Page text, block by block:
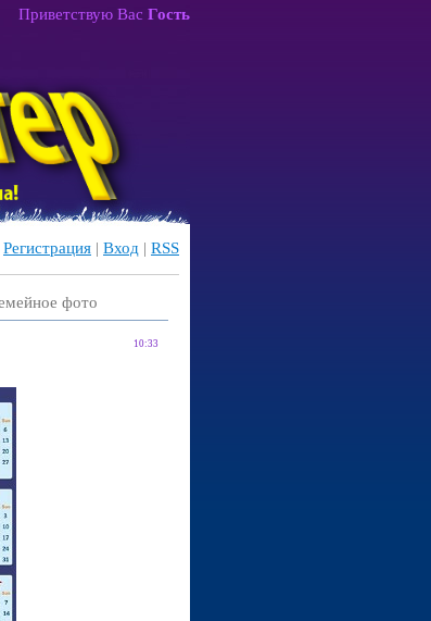
Приветствую Вас Гость
Регистрация | Вход | RSS
фото
10:33